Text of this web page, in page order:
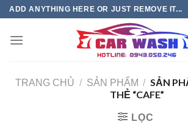
Chuyển
phần
ADD ANYTHING HERE OR JUST REMOVE IT...
TRANG CHỦ / SẢN PHẨM / SẢN
THẺ “CAFE”
LỌC